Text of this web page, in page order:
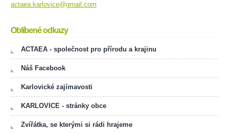
actaea.karlovice@gmail.com
Oblíbené odkazy
ACTAEA - společnost pro přírodu a krajinu
Náš Facebook
Karlovické zajímavosti
KARLOVICE - stránky obce
Zvířátka, se kterými si rádi hrajeme